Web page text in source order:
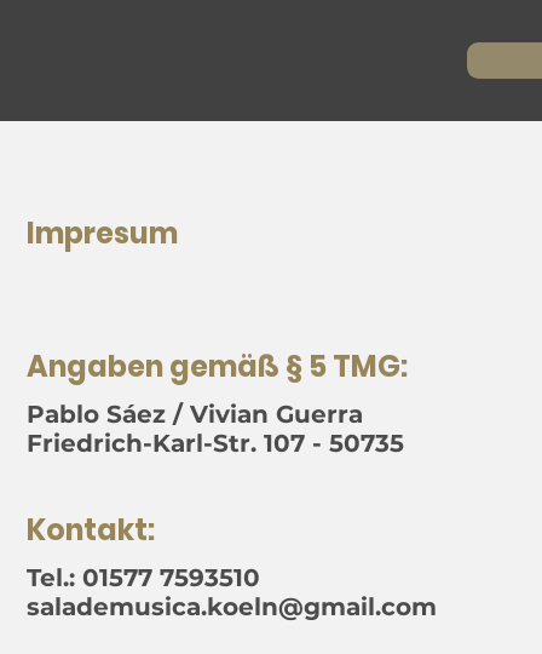
Impresum
Angaben gemäß § 5 TMG:
Pablo Sáez / Vivian Guerra
Friedrich-Karl-Str. 107 - 50735
Kontakt:
Tel.: 01577 7593510
salademusica.koeln@gmail.com